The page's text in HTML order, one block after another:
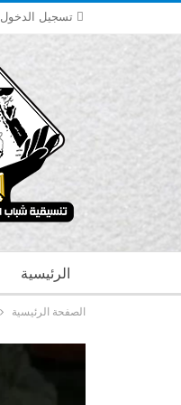
تسجيل الدخول
الرئيسية
الصفحة الرئيسية